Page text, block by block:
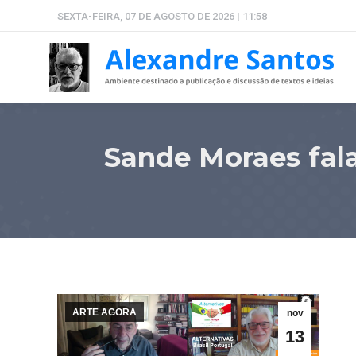
SEXTA-FEIRA, 07 DE AGOSTO DE 2026 | 11:58
Sande Moraes
nov
13
ARTE AGORA